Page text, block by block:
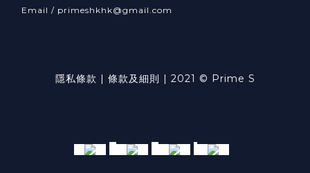
Email / primeshkhk@gmail.com
隱私條款 | 條款及細則 | 2021 © Prime S